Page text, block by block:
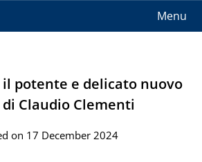
Menu
il potente e delicato nuovo
Claudio Clementi
on 17 December 2024